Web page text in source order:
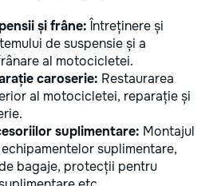
și frâne: Întreținere și
de suspensie și a
al motocicletei.
caroserie: Restaurarea
al motocicletei, reparație și
suplimentare: Montajul
suplimentare,
bagaje, protecții pentru